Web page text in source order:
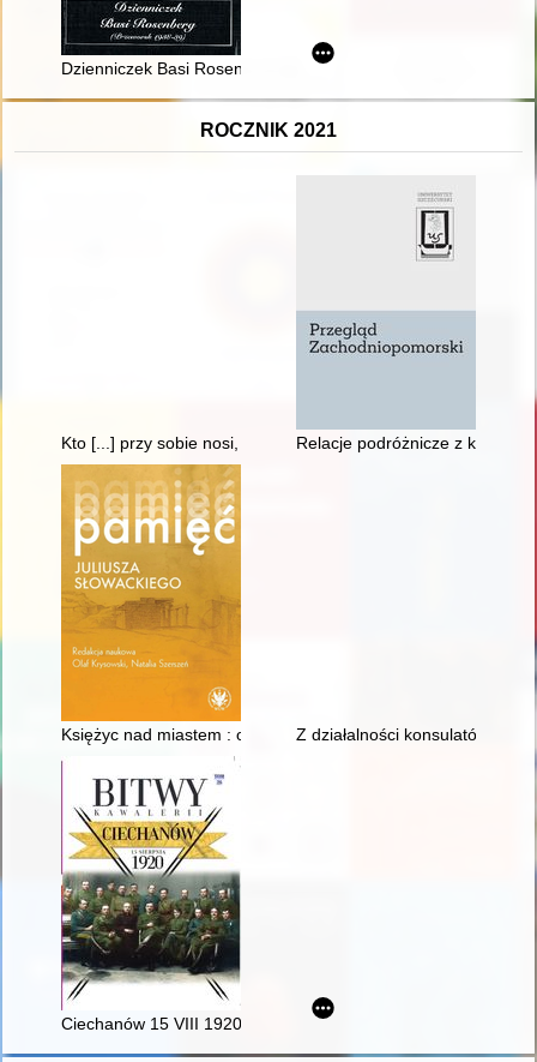
Dzienniczek Basi Rosenberg : (Przeworsk 1938-1939)
ROCZNIK 2021
Kto [...] przy sobie nosi, żaden powietrzem nie umrze" :
Relacje podróżnicze z końca
Księżyc nad miastem : orientalne Wilno w młodzieńczej poezji
Z działalności konsulatów w
Ciechanów 15 VIII 1920